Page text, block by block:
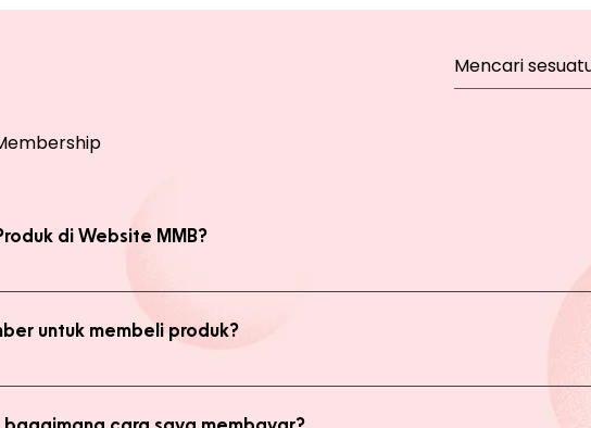
di Website MMB?
yaitu produk Member dan Non Member. Anda bisa melakukan transaksi
untuk membeli produk?
member untuk membeli produk MMB. Tetapi ada keuntungan yang bisa Anda